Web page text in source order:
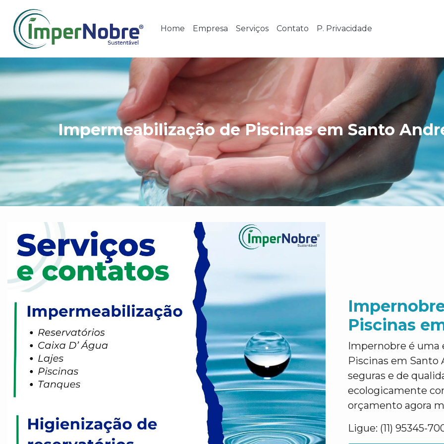
Home Empresa Serviços Contato P. Privacidade
Impermeabilização de Piscinas em Santo
Piscinas
Impernobre é uma
Piscinas em Santo
seguras e de
ecologicamente
orçamento agora
Ligue: (11) 95345-